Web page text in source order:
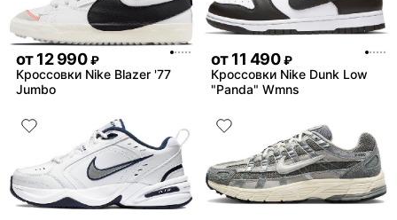
от12 990 ₽
Кроссовки Nike Blazer '77
Jumbo
от11 490 ₽
Кроссовки Nike Dunk Low
"Panda" Wmns